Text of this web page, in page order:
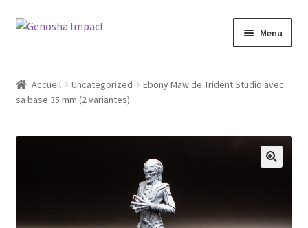
Aller
navigation
Aller
Menu
Cart
Checkout
Accueil Uncategorized
Ebony Maw de Trident Studio avec
sa base 35 mm (2 variantes)